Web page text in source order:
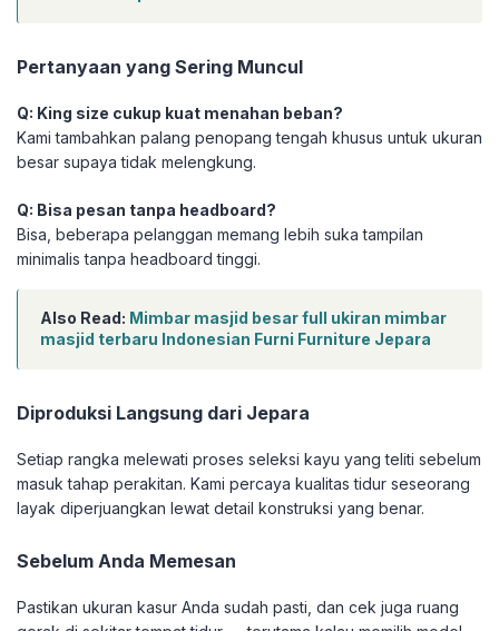
Pertanyaan yang Sering Muncul
Q: King size cukup kuat menahan beban?
Kami tambahkan palang penopang tengah khusus untuk ukuran
besar supaya tidak melengkung.
Q: Bisa pesan tanpa headboard?
Bisa, beberapa pelanggan memang lebih suka tampilan
minimalis tanpa headboard tinggi.
Also Read: Mimbar masjid besar full ukiran mimbar
masjid terbaru Indonesian Furni Furniture Jepara
Diproduksi Langsung dari Jepara
Setiap rangka melewati proses seleksi kayu yang teliti sebelum
masuk tahap perakitan. Kami percaya kualitas tidur seseorang
layak diperjuangkan lewat detail konstruksi yang benar.
Sebelum Anda Memesan
Pastikan ukuran kasur Anda sudah pasti, dan cek juga ruang